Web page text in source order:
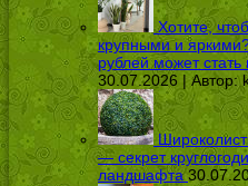
Хотите,
крупными и
рублей может
30.07.2026 | Автор:
— секрет
ландшафта